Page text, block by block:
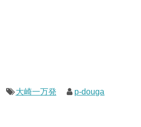
大崎一万発 p-douga